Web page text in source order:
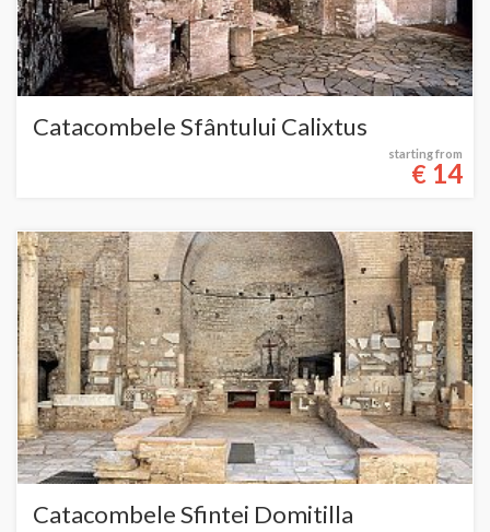
Catacombele Sfântului Calixtus
starting from
€ 14
Catacombele Sfintei Domitilla